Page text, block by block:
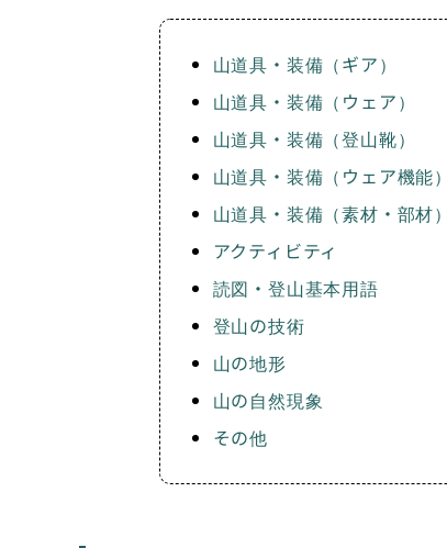
山道具・装備（ギア）
山道具・装備（ウェア）
山道具・装備（登山靴）
山道具・装備（ウェア機能）
山道具・装備（素材・部材）
アクティビティ
読図・登山基本用語
登山の技術
山の地形
山の自然現象
その他